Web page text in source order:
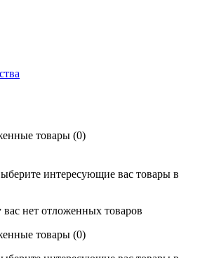
товары (0)
интересующие вас товары в
нет отложенных товаров
товары (0)